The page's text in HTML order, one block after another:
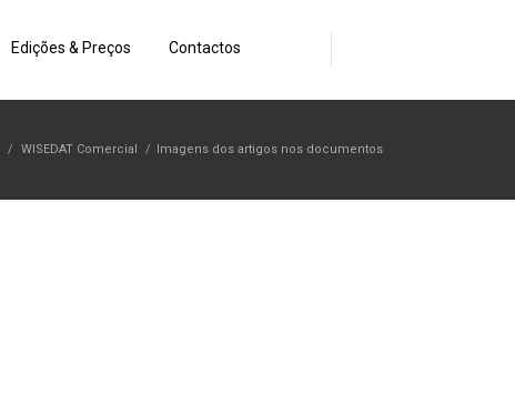
Edições & Preços Contactos
/ WISEDAT Comercial / Imagens dos artigos nos documentos